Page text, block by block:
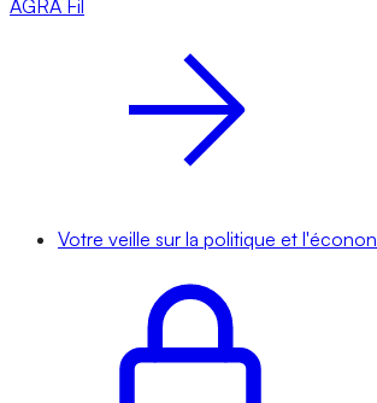
AGRA Fil
Votre veille sur la politique et